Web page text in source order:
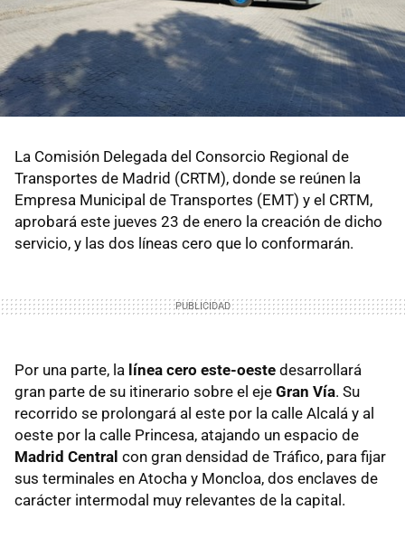
La Comisión Delegada del Consorcio Regional de
Transportes de Madrid (CRTM), donde se reúnen la
Empresa Municipal de Transportes (EMT) y el CRTM,
aprobará este jueves 23 de enero la creación de dicho
servicio, y las dos líneas cero que lo conformarán.
Por una parte, la línea cero este-oeste desarrollará
gran parte de su itinerario sobre el eje Gran Vía. Su
recorrido se prolongará al este por la calle Alcalá y al
oeste por la calle Princesa, atajando un espacio de
Madrid Central con gran densidad de Tráfico, para fijar
sus terminales en Atocha y Moncloa, dos enclaves de
carácter intermodal muy relevantes de la capital.